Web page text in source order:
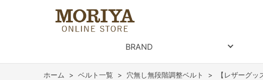
BRAND
ホーム > ベルト一覧 > 穴無し無段階調整ベルト >
【レザーグ